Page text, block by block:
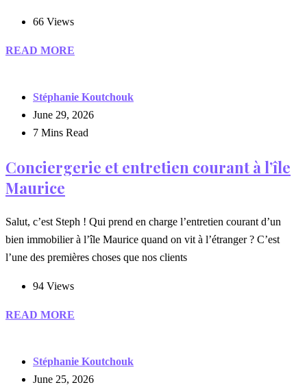
66 Views
READ MORE
Stéphanie Koutchouk
June 29, 2026
7 Mins Read
Conciergerie et entretien courant à l’île
Maurice
Salut, c’est Steph ! Qui prend en charge l’entretien courant d’un
bien immobilier à l’île Maurice quand on vit à l’étranger ? C’est
l’une des premières choses que nos clients
94 Views
READ MORE
Stéphanie Koutchouk
June 25, 2026